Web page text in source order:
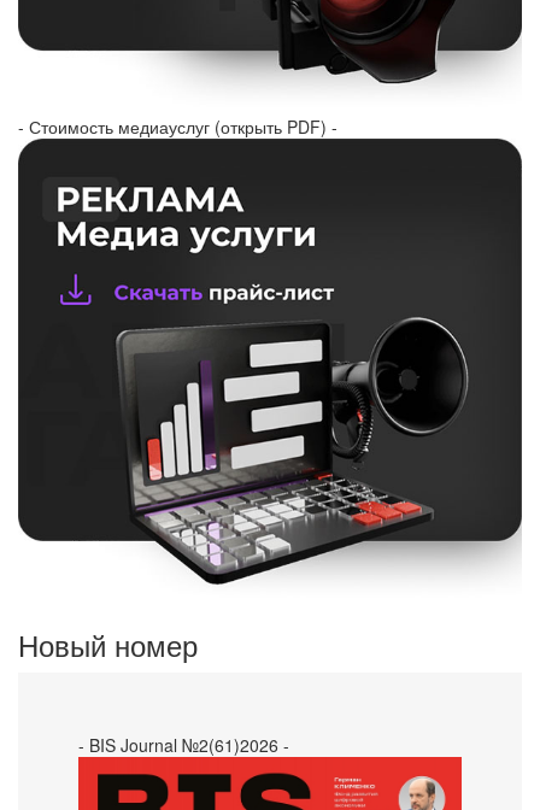
- Стоимость медиауслуг (открыть PDF) -
Новый номер
- BIS Journal №2(61)2026 -